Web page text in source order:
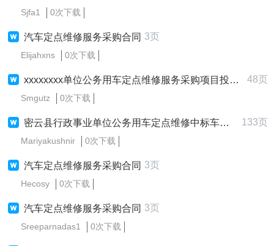
Sjfa1 0次下载
汽车定点维修服务采购合同 3页
Elijahxns 0次下载
xxxxxxxx单位公务用车定点维修服务采购项目投标文件模版 48页
Smgutz 0次下载
密云县行政事业单位公务用车定点维修中标车型价格表 133页
Mariyakushnir 0次下载
汽车定点维修服务采购合同 3页
Hecosy 0次下载
汽车定点维修服务采购合同 3页
Sreeparnadas1 0次下载